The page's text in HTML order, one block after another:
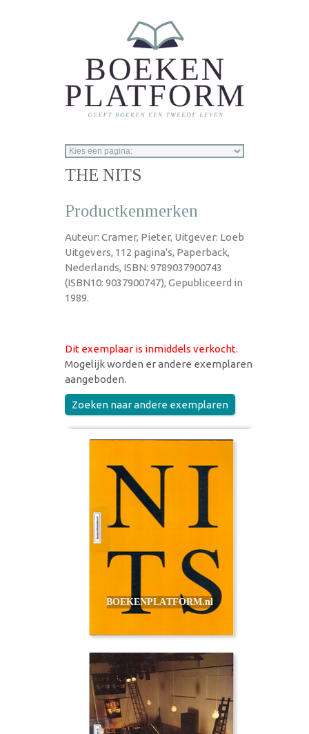
THE NITS
Productkenmerken
Auteur: Cramer, Pieter, Uitgever: Loeb
Uitgevers, 112 pagina's, Paperback,
Nederlands, ISBN: 9789037900743
(ISBN10: 9037900747), Gepubliceerd in
1989.
Dit exemplaar is inmiddels verkocht.
Mogelijk worden er andere exemplaren
aangeboden.
Zoeken naar andere exemplaren